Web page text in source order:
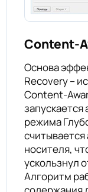
Content-
Основа
Recovery –
Content-
режима
носителя,
ускользнул
Алгоритм